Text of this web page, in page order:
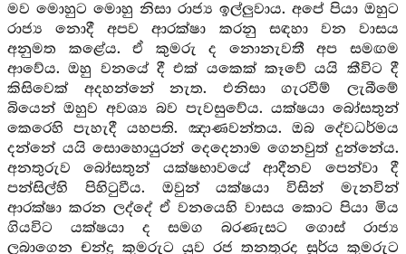
මව මොහුට මොහු නිසා රාජ්‍ය ඉල්ලුවාය. අපේ පියා ඔහුට
රාජ්‍ය නොදී අපව ආරක්ෂා කරනු සඳහා වන වාසය
අනුමත කළේය. ඒ කුමරු ද නොනැවතී අප සමඟම
ආවේය. ඔහු වනයේ දී එක් යකෙක් කෑවේ යයි කීවිට දී
කිසිවෙක් අදහන්නේ නැත. එනිසා ගැරවීම් ලැබීමේ
බියෙන් ඔහුව අවශ්‍ය බව පැවසුවේය. යක්ෂයා බෝසතුන්
කෙරෙහි පැහැදී යහපති. ඤාණවන්තය. ඔබ දේවධර්මය
දන්නේ යයි සොහොයුරන් දෙදෙනාම ගෙනවුත් දුන්නේය.
අනතුරුව බෝසතුන් යක්ෂභාවයේ ආදීනව පෙන්වා දී
පන්සිල්හි පිහිටුවීය. ඔවුන් යක්ෂයා විසින් මැනවින්
ආරක්ෂා කරන ලද්දේ ඒ වනයෙහි වාසය කොට පියා මිය
ගියවිට යක්ෂයා ද සමග බරණැසට ගොස් රාජ්‍ය
ලබාගෙන චන්ද්‍ර කුමරුට යුව රජ තනතුරද සූර්ය කුමරුට